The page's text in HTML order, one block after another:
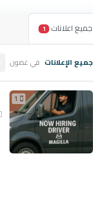
جميع اعلانات 1
جميع الإعلانات في غضون